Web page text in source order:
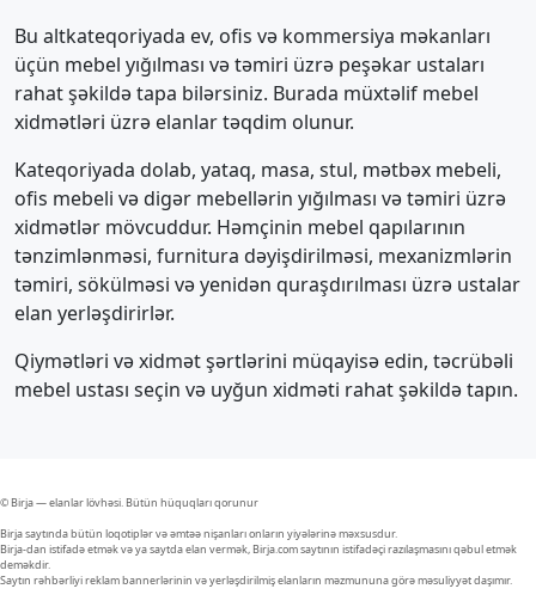
Bu altkateqoriyada ev, ofis və kommersiya məkanları
üçün mebel yığılması və təmiri üzrə peşəkar ustaları
rahat şəkildə tapa bilərsiniz. Burada müxtəlif mebel
xidmətləri üzrə elanlar təqdim olunur.
Kateqoriyada dolab, yataq, masa, stul, mətbəx mebeli,
ofis mebeli və digər mebellərin yığılması və təmiri üzrə
xidmətlər mövcuddur. Həmçinin mebel qapılarının
tənzimlənməsi, furnitura dəyişdirilməsi, mexanizmlərin
təmiri, sökülməsi və yenidən quraşdırılması üzrə ustalar
elan yerləşdirirlər.
Qiymətləri və xidmət şərtlərini müqayisə edin, təcrübəli
mebel ustası seçin və uyğun xidməti rahat şəkildə tapın.
© Birja — elanlar lövhəsi. Bütün hüquqları qorunur
Birja saytında bütün loqotiplər və əmtəə nişanları onların yiyələrinə məxsusdur.
Birja-dan istifadə etmək və ya saytda elan vermək, Birja.com saytının istifadəçi razılaşmasını qəbul etmək
deməkdir.
Saytın rəhbərliyi reklam bannerlərinin və yerləşdirilmiş elanların məzmununa görə məsuliyyət daşımır.